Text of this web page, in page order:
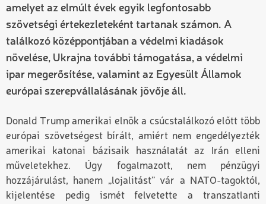
amelyet az elmúlt évek egyik legfontosabb
szövetségi értekezleteként tartanak számon. A
találkozó középpontjában a védelmi kiadások
növelése, Ukrajna további támogatása, a védelmi
ipar megerősítése, valamint az Egyesült Államok
európai szerepvállalásának jövője áll.
Donald Trump amerikai elnök a csúcstalálkozó előtt több
európai szövetségest bírált, amiért nem engedélyezték
amerikai katonai bázisaik használatát az Irán elleni
műveletekhez. Úgy fogalmazott, nem pénzügyi
hozzájárulást, hanem „lojalitást” vár a NATO-tagoktól,
kijelentése pedig ismét felvetette a transzatlanti